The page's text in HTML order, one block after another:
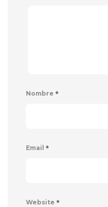
Nombre *
Email *
Website *